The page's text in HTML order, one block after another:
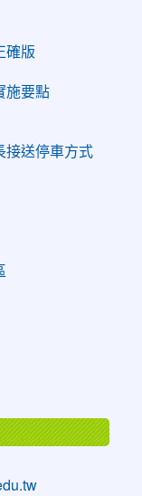
確版
施要點
接送停車方式